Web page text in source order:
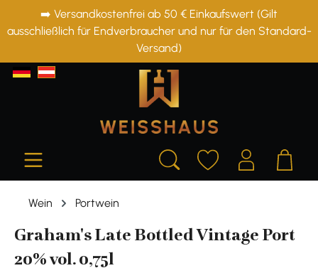
springen
➡️ Versandkostenfrei ab 50 € Einkaufswert (Gilt
ausschließlich für Endverbraucher und nur für den Standard-
Versand)
Wein Portwein
Graham's Late Bottled Vintage Port
20% vol. 0,75l